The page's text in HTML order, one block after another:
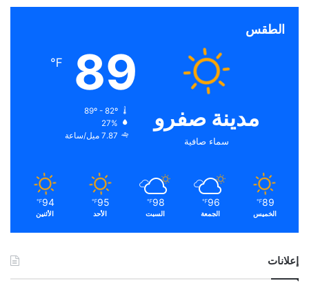
الطقس
مدينة صفرو
سماء صافية
89
℉
89º - 82º
27%
7.87 ميل/ساعة
89
℉
الخميس
96
℉
الجمعة
98
℉
السبت
95
℉
الأحد
94
℉
الأثنين
إعلانات